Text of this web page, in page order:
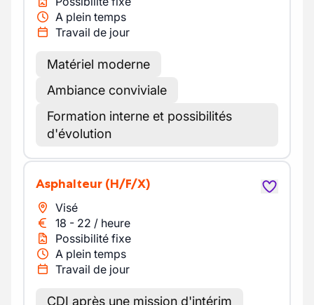
A plein temps
Travail de jour
Matériel moderne
Ambiance conviviale
Formation interne et possibilités
d'évolution
Asphalteur (H/F/X)
Visé
18 - 22 / heure
Possibilité fixe
A plein temps
Travail de jour
CDI après une mission d'intérim